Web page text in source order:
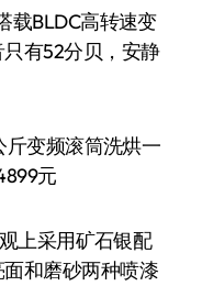
BLDC高转速变
有52分贝，安静
变频滚筒洗烘一
元
上采用矿石银配
和磨砂两种喷漆